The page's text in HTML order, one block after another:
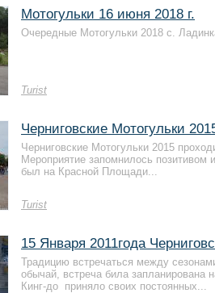
Turist
Мотогульки 16 июня 2018 г.
Очередные Мотогульки 2018 с.
Turist
Черниговские Мотогульки
Черниговские Мотогульки 2015
Мероприятие запомнилось позитивом
был на Красной Площади...
15 Января 2011года
Традицию встречаться между
обычай, встреча била запланирована
Кинг-до приняло своих постоянных...